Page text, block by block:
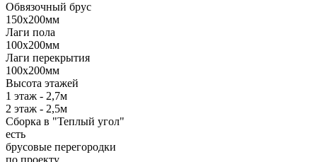
Обвязочный брус
150х200мм
Лаги пола
100х200мм
Лаги перекрытия
100х200мм
Высота этажей
1 этаж - 2,7м
2 этаж - 2,5м
Сборка в "Теплый угол"
есть
брусовые перегородки